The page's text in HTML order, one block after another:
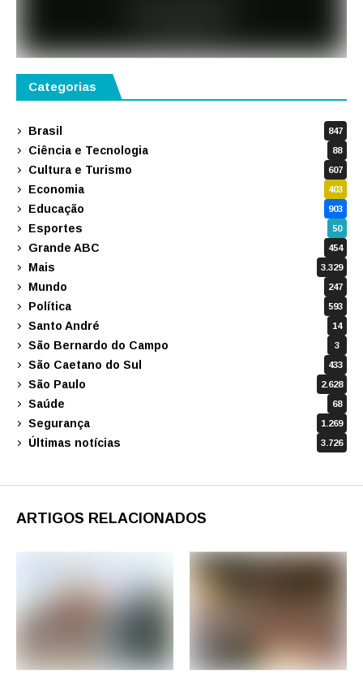
Categorias
Brasil 847
Ciência e Tecnologia 88
Cultura e Turismo 607
Economia 403
Educação 903
Esportes 50
Grande ABC 454
Mais 3.329
Mundo 247
Política 593
Santo André 14
São Bernardo do Campo 3
São Caetano do Sul 433
São Paulo 2.628
Saúde 68
Segurança 1.269
Últimas notícias 3.726
ARTIGOS RELACIONADOS